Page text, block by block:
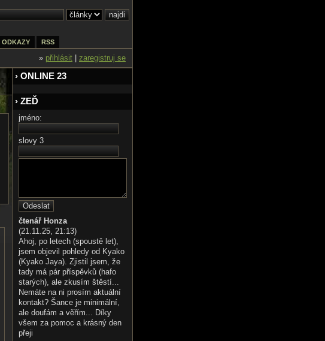
ODKAZY RSS
» přihlásit zaregistruj se
› ONLINE 23
› ZEĎ
jméno:
slovy 3
čtenář Honza
(21.11.25, 21:13)
Ahoj, po letech (spoustě let),
jsem objevil pohledy od Kyako
(Kyako Jaya). Zjistil jsem, že
tady má pár příspěvků (hafo
starých), ale zkusím štěstí...
Nemáte na ni prosím aktuální
kontakt? Šance je minimální,
ale doufám a věřím... Díky
všem za pomoc a krásný den
přeji